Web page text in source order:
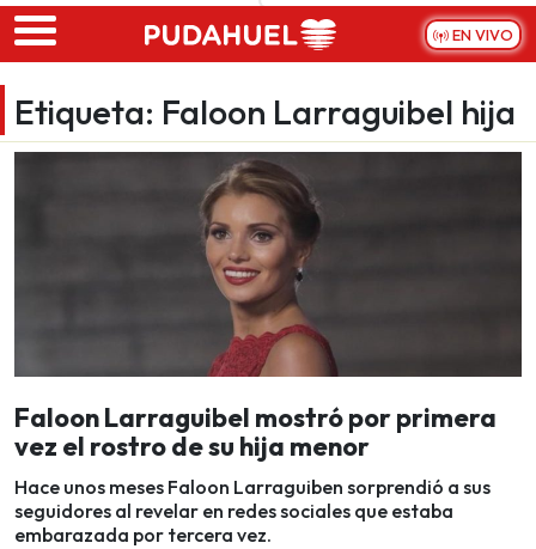
Skip to main content
EN VIVO
Etiqueta: Faloon Larraguibel hija
Faloon Larraguibel mostró por primera
vez el rostro de su hija menor
Hace unos meses Faloon Larraguiben sorprendió a sus
seguidores al revelar en redes sociales que estaba
embarazada por tercera vez.